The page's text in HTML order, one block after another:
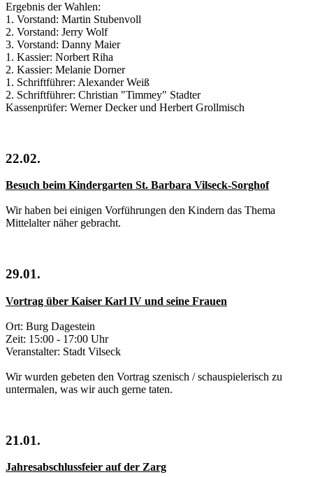
Ergebnis der Wahlen:
1. Vorstand: Martin Stubenvoll
2. Vorstand: Jerry Wolf
3. Vorstand: Danny Maier
1. Kassier: Norbert Riha
2. Kassier: Melanie Dorner
1. Schriftführer: Alexander Weiß
2. Schriftführer: Christian "Timmey" Stadter
Kassenprüfer: Werner Decker und Herbert Grollmisch
22.02.
Besuch beim Kindergarten St. Barbara Vilseck-Sorghof
Wir haben bei einigen Vorführungen den Kindern das Thema
Mittelalter näher gebracht.
29.01.
Vortrag über Kaiser Karl IV und seine Frauen
Ort: Burg Dagestein
Zeit: 15:00 - 17:00 Uhr
Veranstalter: Stadt Vilseck
Wir wurden gebeten den Vortrag szenisch / schauspielerisch zu
untermalen, was wir auch gerne taten.
21.01.
Jahresabschlussfeier auf der Zarg